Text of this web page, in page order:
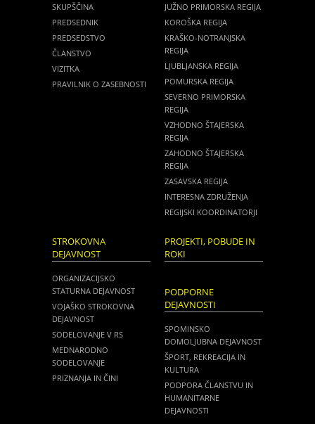
SKUPŠČINA
PREDSEDNIK
PREDSEDSTVO
ČLANSTVO
VIZITKA
PRAVILNIK O ZASEBNOSTI
JUŽNO PRIMORSKA REGIJA
KOROŠKA REGIJA
KRAŠKO-NOTRANJSKA
REGIJA
LJUBLJANSKA REGIJA
POMURSKA REGIJA
SEVERNO PRIMORSKA
REGIJA
VZHODNO ŠTAJERSKA
REGIJA
ZAHODNO ŠTAJERSKA
REGIJA
ZASAVSKA REGIJA
INTERESNA ZDRUŽENJA
REGIJSKI KOORDINATORJI
STROKOVNA
DEJAVNOST
ORGANIZACIJSKO
STATURNA DEJAVNOST
VOJAŠKO STROKOVNA
DEJAVNOST
SODELOVANJE V RS
MEDNARODNO
SODELOVANJE
PRIZNANJA IN ČINI
PROJEKTI, POBUDE IN
ROKI
PODPORNE
DEJAVNOSTI
SPOMINSKO
DOMOLJUBNA DEJAVNOST
ŠPORT, REKREACIJA IN
KULTURA
PODPORA ČLANSTVU IN
HUMANITARNE
DEJAVNOSTI